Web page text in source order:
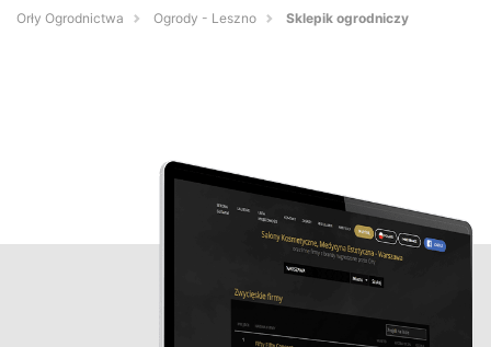
Orły Ogrodnictwa Ogrody - Leszno Sklepik ogrodniczy